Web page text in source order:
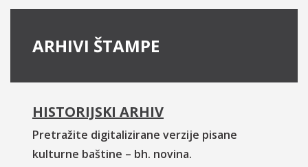
ARHIVI ŠTAMPE
HISTORIJSKI ARHIV
Pretražite digitalizirane verzije pisane
kulturne baštine – bh. novina.